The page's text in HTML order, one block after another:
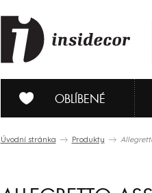
OBLÍBENÉ
Úvodní stránka Produkty